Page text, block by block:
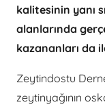
kalitesinin yanı
alanlarında
kazananları da
Zeytindostu
zeytinyağının